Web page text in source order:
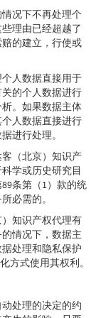
况下不再处理个
理由已经超越了
的建立，行使或
人数据直接用于
的个人数据进行
。如果数据主体
人数据直接进行
进行处理。
（北京）知识产
学或历史研究目
条第（1）款的统
必需的。
知识产权代理有
情况下，数据主
处理和隐私保护
方式使用其权利。
处理的决定的约